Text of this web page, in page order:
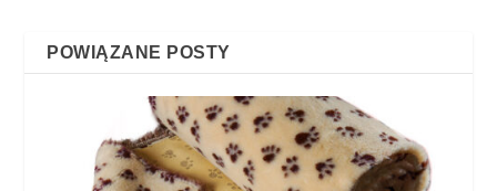
POWIĄZANE POSTY